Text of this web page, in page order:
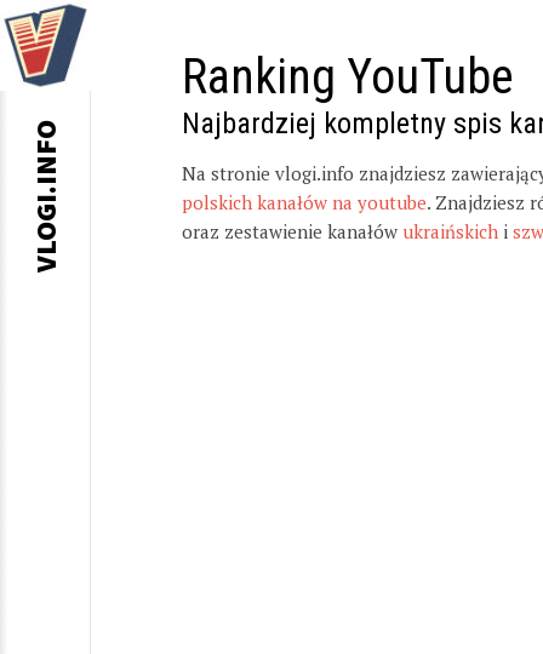
Ranking YouTube
Najbardziej kompletny spis
Na stronie vlogi.info znajdziesz
polskich kanałów na youtube. Znajdziesz
oraz zestawienie kanałów ukraińskich i
VLOGI.INFO